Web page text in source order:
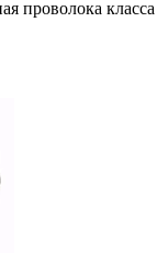
проволока класса